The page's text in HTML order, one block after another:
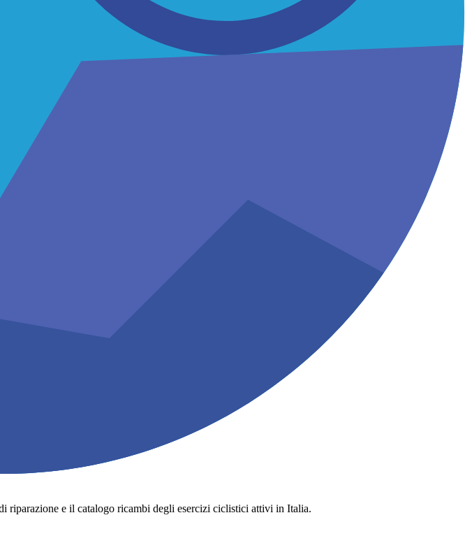
riparazione e il catalogo ricambi degli esercizi ciclistici attivi in Italia.